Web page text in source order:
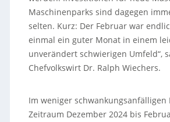
Maschinenparks sind dagegen
selten. Kurz: Der Februar war
einmal ein guter Monat in einem
unverändert schwierigen Umfeld“,
Chefvolkswirt Dr. Ralph Wiechers.
Im weniger schwankungsanfälligen
Zeitraum Dezember 2024 bis